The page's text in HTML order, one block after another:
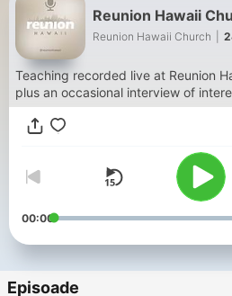
Reunion Hawaii
Reunion Hawaii Church
Teaching recorded live at Reunion
plus an occasional interview of
00:00
Episoade